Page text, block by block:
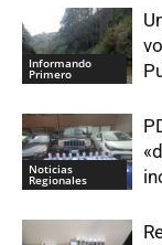
Informando
Primero
Noticias
Regionales